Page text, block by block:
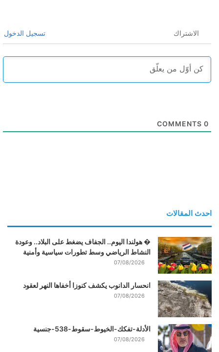
الاشتراك تسجيل الدخول
0
احدث المقالات
� هولندا اليوم.. الجفاف يضغط على البلاد.. وعودة
النشاط الرياضي وسط تطورات سياسية وأمنية
07/08/2026
انحسار الدانوب يكشف كنوزا أخفاها النهر لعقود
07/08/2026
الأدلة-تفكك-الخيوط-سقوط-538-جنسية
07/08/2026